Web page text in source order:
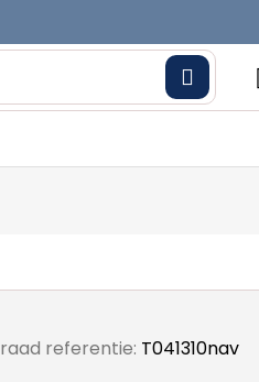
referentie: T041310nav